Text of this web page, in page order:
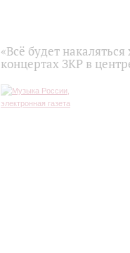
«Всё будет
концертах ЗКР в